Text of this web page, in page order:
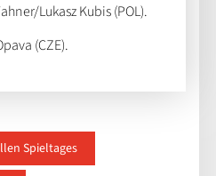
Lukasz Kubis (POL).
(CZE).
Spieltages